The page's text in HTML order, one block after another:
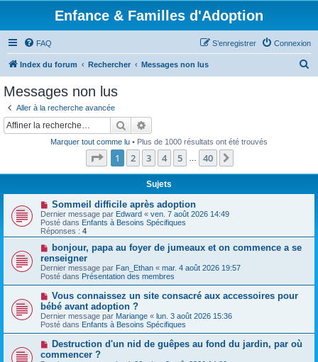
Enfance & Familles d'Adoption
FAQ Connexion
S’enregistrer
Index du forum Rechercher Messages non lus
Messages non lus
Aller à la recherche avancée
Rechercher
Marquer tout comme lu • Plus de 1000 résultats ont été trouvés
Page 1sur40
1 2 3 4 5 40
Sujets
N
o
u
v
e
a
u
m
e
s
s
a
g
e
Sommeil difficile après adoption
Dernier message par Edward « ven. 7 août 2026 14:49
Posté dans Enfants à Besoins Spécifiques
Réponses : 4
N
u
v
e
a
u
m
e
s
a
g
e
bonjour, papa au foyer de jumeaux et on commence a se
renseigner
Dernier message par Fan_Ethan « mar. 4 août 2026 19:57
Posté dans Présentation des membres
N
o
u
v
e
a
m
Vous connaissez un site consacré aux accessoires pour
bébé avant adoption ?
Dernier message par Mariange « lun. 3 août 2026 15:36
Posté dans Enfants à Besoins Spécifiques
N
u
Destruction d'un nid de guêpes au fond du jardin, par où
commencer ?